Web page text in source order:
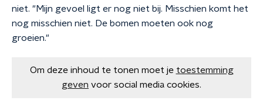
niet. "Mijn gevoel ligt er nog niet bij. Misschien komt het
nog misschien niet. De bomen moeten ook nog
groeien."
Om deze inhoud te tonen moet je toestemming
geven voor social media cookies.